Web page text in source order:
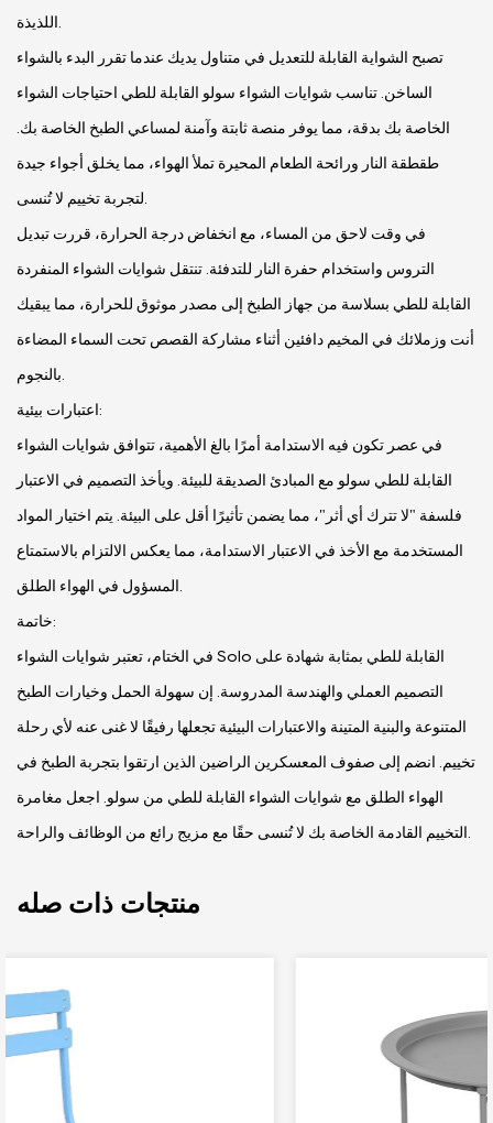
تصبح الشواية القابلة للتعديل في متناول يديك عندما تقرر البدء بالشواء
الساخن. تناسب شوايات الشواء سولو القابلة للطي احتياجات الشواء
الخاصة بك بدقة، مما يوفر منصة ثابتة وآمنة لمساعي الطبخ الخاصة بك.
طقطقة النار ورائحة الطعام المحيرة تملأ الهواء، مما يخلق أجواء جيدة
في وقت لاحق من المساء، مع انخفاض درجة الحرارة، قررت تبديل
التروس واستخدام حفرة النار للتدفئة. تنتقل شوايات الشواء المنفردة
القابلة للطي بسلاسة من جهاز الطبخ إلى مصدر موثوق للحرارة، مما يبقيك
أنت وزملائك في المخيم دافئين أثناء مشاركة القصص تحت السماء المضاءة
اعتبارات بيئية:
في عصر تكون فيه الاستدامة أمرًا بالغ الأهمية، تتوافق شوايات الشواء
القابلة للطي سولو مع المبادئ الصديقة للبيئة. ويأخذ التصميم في الاعتبار
فلسفة "لا تترك أي أثر"، مما يضمن تأثيرًا أقل على البيئة. يتم اختيار المواد
المستخدمة مع الأخذ في الاعتبار الاستدامة، مما يعكس الالتزام بالاستمتاع
خاتمة:
في الختام، تعتبر شوايات الشواء Solo القابلة للطي بمثابة شهادة على
التصميم العملي والهندسة المدروسة. إن سهولة الحمل وخيارات الطبخ
المتنوعة والبنية المتينة والاعتبارات البيئية تجعلها رفيقًا لا غنى عنه لأي رحلة
تخييم. انضم إلى صفوف المعسكرين الراضين الذين ارتقوا بتجربة الطبخ في
الهواء الطلق مع شوايات الشواء القابلة للطي من سولو. اجعل مغامرة
منتجات ذات صله